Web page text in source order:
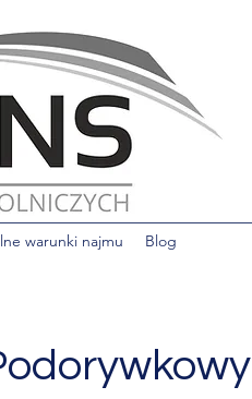
warunki najmu Blog